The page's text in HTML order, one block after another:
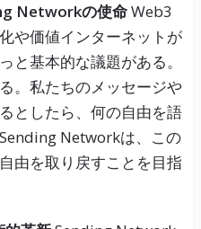
Networkの使命Web3
や価値インターネットが
と基本的な議題がある。
。私たちのメッセージや
としたら、何の自由を語
Networkは、この
由を取り戻すことを目指